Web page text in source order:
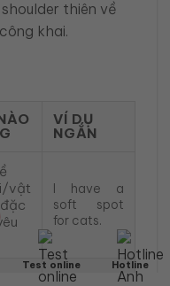
thiên về
khai.
VÍ DỤ
NGẮN
vật
đặc
I have a
soft spot
for cats.
Test online Hotline